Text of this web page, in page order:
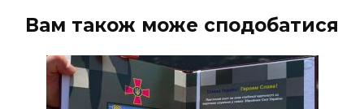
Вам також може сподобатися